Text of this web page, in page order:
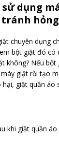
dụng
chuyên dụng
bột giặt đó có
không? Nếu bột
giặt rồi tạo
giặt quần áo
khi giặt quần